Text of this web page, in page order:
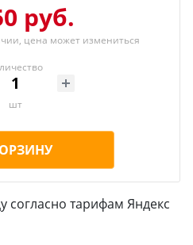
руб.
цена может измениться
шт
согласно тарифам Яндекс